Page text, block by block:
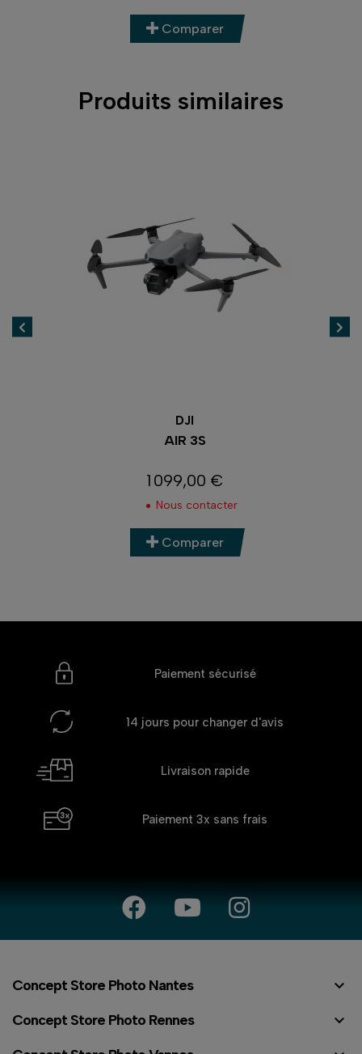
Comparer
Produits similaires
DJI
AIR 3S
Prix
1 099,00 €
Nous contacter
Comparer
Paiement sécurisé
14 jours pour changer d'avis
Livraison rapide
Paiement 3x sans frais
Concept Store Photo Nantes 
Concept Store Photo Rennes 